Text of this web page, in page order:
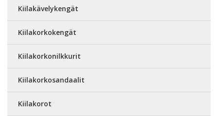
Kiilakävelykengät
Kiilakorkokengät
Kiilakorkonilkkurit
Kiilakorkosandaalit
Kiilakorot